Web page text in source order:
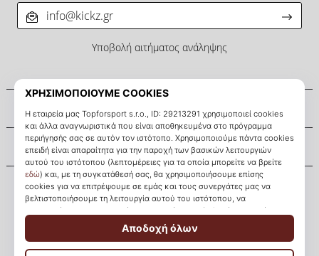
KICKZ.gr
Σχετικά μ' εμάς
Εξυπηρέτηση πελατών
info@kickz.gr
Υποβολή αιτήματος ανάληψης